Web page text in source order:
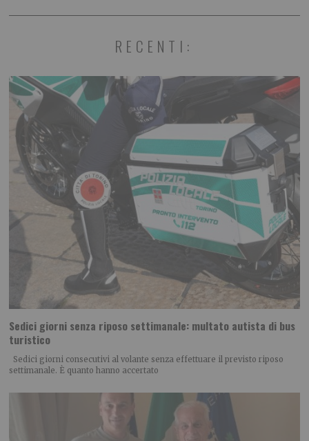
RECENTI:
Sedici giorni senza riposo settimanale: multato autista di bus
turistico
Sedici giorni consecutivi al volante senza effettuare il previsto riposo
settimanale. È quanto hanno accertato